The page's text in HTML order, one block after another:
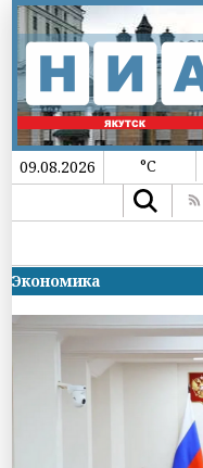
09.08.2026 °C
Экономика